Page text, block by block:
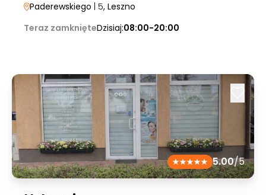
Paderewskiego | 5, Leszno
Teraz zamknięteDzisiaj:08:00-20:00
5.00/5